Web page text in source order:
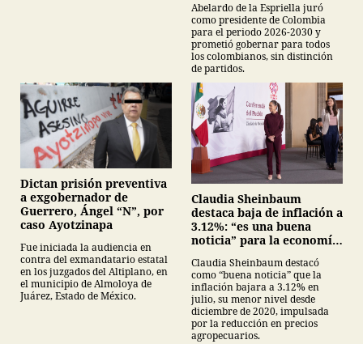
Abelardo de la Espriella juró
como presidente de Colombia
para el periodo 2026-2030 y
prometió gobernar para todos
los colombianos, sin distinción
de partidos.
Dictan prisión preventiva
a exgobernador de
Guerrero, Ángel “N”, por
caso Ayotzinapa
Fue iniciada la audiencia en
contra del exmandatario estatal
en los juzgados del Altiplano, en
el municipio de Almoloya de
Juárez, Estado de México.
Claudia Sheinbaum
destaca baja de inflación a
3.12%: “es una buena
noticia” para la economía
Claudia Sheinbaum destacó
como “buena noticia” que la
inflación bajara a 3.12% en
julio, su menor nivel desde
diciembre de 2020, impulsada
por la reducción en precios
agropecuarios.